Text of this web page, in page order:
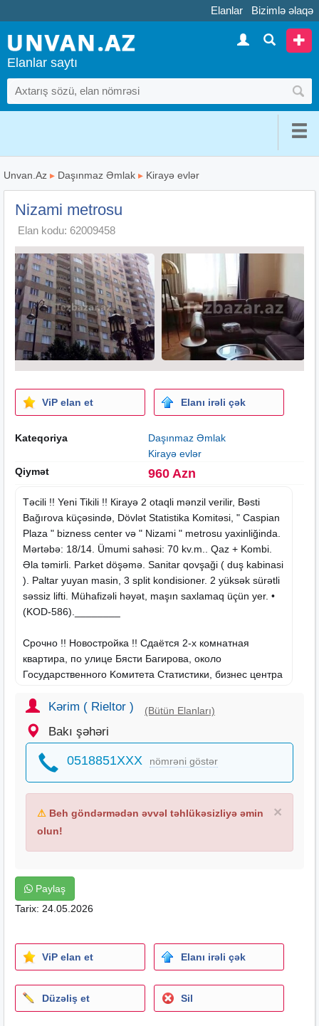
Elanlar Bizimlə əlaqə
Elanlar saytı
Unvan.Az ▸ Daşınmaz Əmlak ▸ Kirayə evlər
Nizami metrosu
Elan kodu: 62009458
ViP elan et Elanı irəli çək
Kateqoriya
Daşınmaz Əmlak
Kirayə evlər
Qiymət
960 Azn
Təcili !! Yeni Tikili !! Кirayə 2 otaqli mənzil verilir, Bəsti
Bağırova küçəsində, Dövlət Statistika Komitəsi, " Caspian
Plaza " bizness center və " Nizami " metrosu yaxinliğinda.
Mərtəbə: 18/14. Ümumi sahəsi: 70 kv.m.. Qaz + Kombi.
Əla təmirli. Parket döşəmə. Sanitar qovşaği ( duş kabinasi
). Paltar yuyan masin , 3 split kondisioner. 2 yüksək sürətli
səssiz lifti. Mühafizəli həyət, maşın saxlamaq üçün yer. •
(KOD-586).________
Срочно !! Новостройка !! Cдаётся 2-х комнатная
квартира, по улице Бясти Багирова, около
Государственного Kомитета Cтатистики, бизнес центра
Общая площадь: 70 кв.м.. Газ + Комби. Отличный
ремонт. Пол паркет. Cанузeл ( душ кабинa ).
Cтиральная машинa, 3 сплит кондиционера. 2
скоростных бесшумных лифта. Охраняемый двор,
место для парковки. • (КОД-586).
Kərim ( Rieltor ) (Bütün Elanları)
Bakı şəhəri
0518851XXX nömrəni göstər
×
⚠ Beh göndərmədən əvvəl təhlükəsizliyə əmin
olun!
Paylaş
Tarix: 24.05.2026
ViP elan et Elanı irəli çək
Düzəliş et Sil